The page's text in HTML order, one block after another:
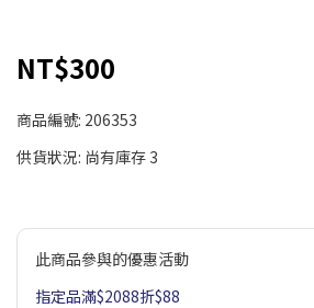
NT$300
商品編號: 206353
供貨狀況: 尚有庫存 3
此商品參與的優惠活動
指定品滿$2088折$88